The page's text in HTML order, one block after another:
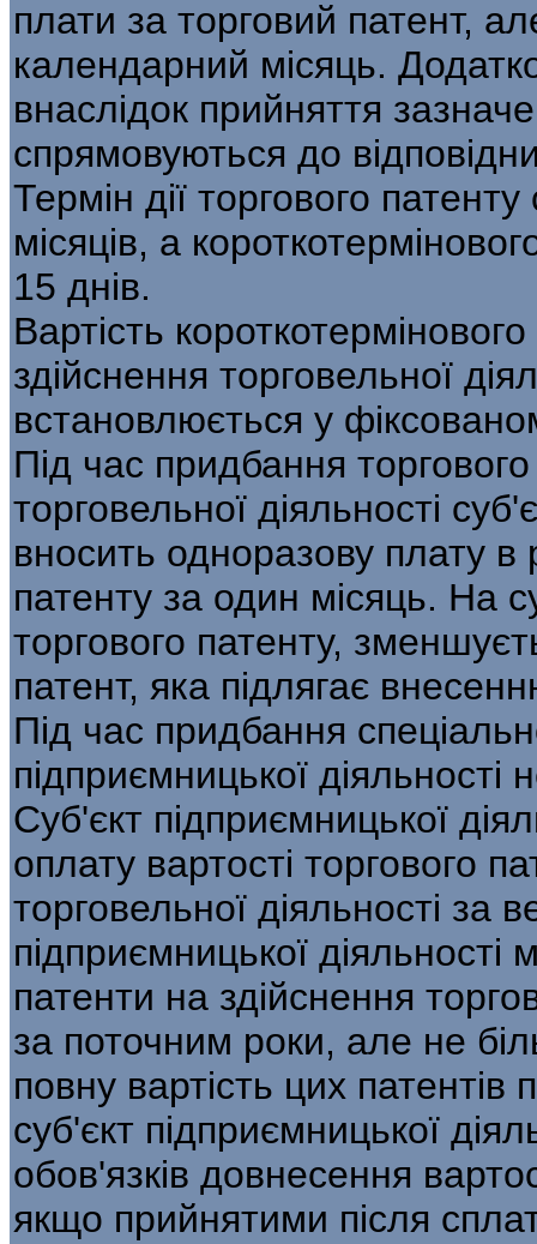
плати за торговий патент,
календарний місяць.
внаслідок прийняття
спрямовуються до
Термін дії торгового
місяців, а
15 днів.
Вартість
здійснення торговельної
встановлюється у
Під час придбання
торговельної діяльності
вносить одноразову плату в
патенту за один місяць. На
торгового патенту,
патент, яка підлягає
Під час придбання
підприємницької
Суб'єкт підприємницької
оплату вартості торгового
торговельної діяльності за
підприємницької
патенти на здійснення
за поточним роки, але не
повну вартість цих
суб'єкт підприємницької
обов'язків довнесення
якщо прийнятими після